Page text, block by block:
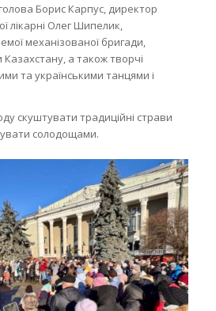
Борис Карпус, директор
лікарні Олег Шипелик,
механізованої бригади,
а також творчі
та українськими танцями і
скуштувати традиційні страви
солодощами.